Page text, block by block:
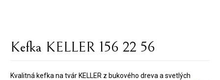
Kefka KELLER 156 22 56
Kvalitná kefka na tvár KELLER z bukového dreva a svetlých